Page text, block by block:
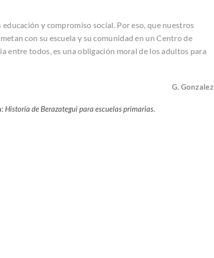
y compromiso social. Por eso, que nuestros
con su escuela y su comunidad en un Centro de
entre todos, es una obligación moral de los adultos para
G. Gonzalez
Historia de Berazategui para escuelas primarias.